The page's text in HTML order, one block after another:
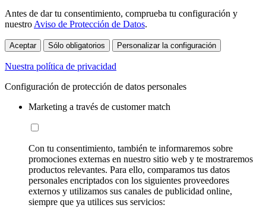
Antes de dar tu consentimiento, comprueba tu configuración y
nuestroAviso de Protección de Datos.
Aceptar Sólo obligatorios Personalizar la configuración
Nuestra política de privacidad
Configuración de protección de datos personales
Marketing a través de customer match
Con tu consentimiento, también te informaremos sobre
promociones externas en nuestro sitio web y te mostraremos
productos relevantes. Para ello, comparamos tus datos
personales encriptados con los siguientes proveedores
externos y utilizamos sus canales de publicidad online,
siempre que ya utilices sus servicios: